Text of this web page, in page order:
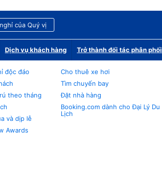
của Quý vị
Dịch vụ khách hàng Trở thành đối tác phân phối
độc đáo
theo tháng
và dịp lễ
Awards
Cho thuê xe hơi
Tìm chuyến bay
Đặt nhà hàng
Booking.com dành cho Đại Lý Du
Lịch